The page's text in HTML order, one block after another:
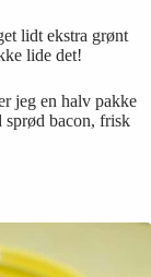
lidt ekstra grønt
lide det!
jeg en halv pakke
sprød bacon, frisk